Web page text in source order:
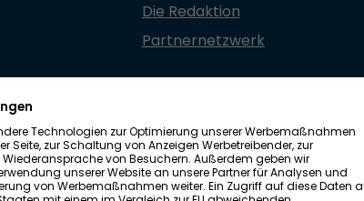
Die Redaktion
Partnernetzwerk